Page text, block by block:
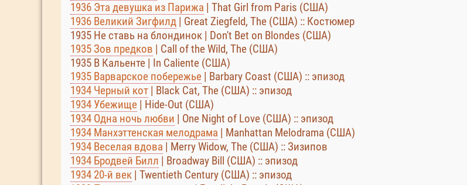
1936 Эта девушка из Парижа | That Girl from Paris (США)
1936 Великий Зигфилд | Great Ziegfeld, The (США) :: Костюмер
1935 Не ставь на блондинок | Don't Bet on Blondes (США)
1935 Зов предков | Call of the Wild, The (США)
1935 В Кальенте | In Caliente (США)
1935 Варварское побережье | Barbary Coast (США) :: эпизод
1934 Черный кот | Black Cat, The (США) :: эпизод
1934 Убежище | Hide-Out (США)
1934 Одна ночь любви | One Night of Love (США) :: эпизод
1934 Манхэттенская мелодрама | Manhattan Melodrama (США)
1934 Веселая вдова | Merry Widow, The (США) :: Зизипов
1934 Бродвей Билл | Broadway Bill (США) :: эпизод
1934 20-й век | Twentieth Century (США) :: эпизод